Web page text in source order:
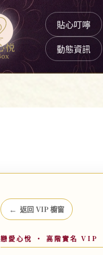
貼心叮嚀
動態資訊
← 返回 VIP 櫥窗
戀愛心悅 ‧ 高階實名 VIP